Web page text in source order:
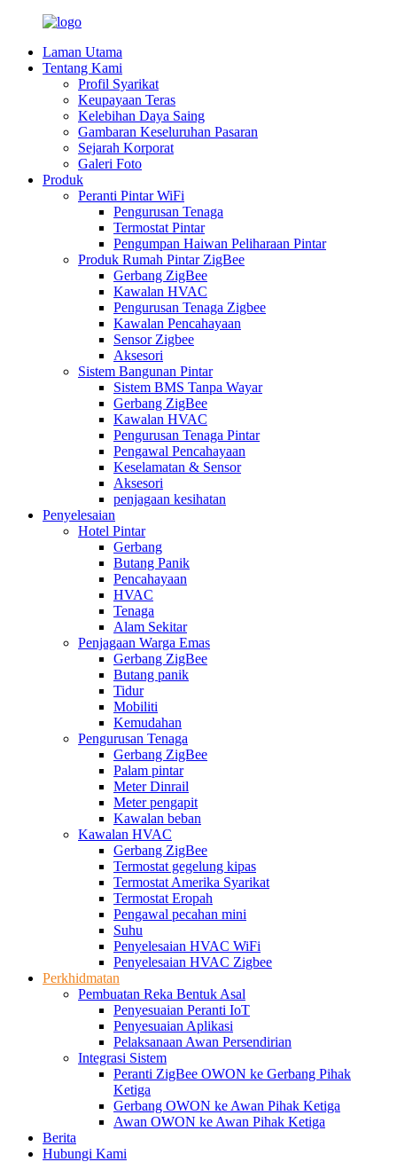
Laman Utama
Tentang Kami
Profil Syarikat
Keupayaan Teras
Kelebihan Daya Saing
Gambaran Keseluruhan Pasaran
Sejarah Korporat
Galeri Foto
Produk
Peranti Pintar WiFi
Pengurusan Tenaga
Termostat Pintar
Pengumpan Haiwan Peliharaan Pintar
Produk Rumah Pintar ZigBee
Gerbang ZigBee
Kawalan HVAC
Pengurusan Tenaga Zigbee
Kawalan Pencahayaan
Sensor Zigbee
Aksesori
Sistem Bangunan Pintar
Sistem BMS Tanpa Wayar
Gerbang ZigBee
Kawalan HVAC
Pengurusan Tenaga Pintar
Pengawal Pencahayaan
Keselamatan & Sensor
Aksesori
penjagaan kesihatan
Penyelesaian
Hotel Pintar
Gerbang
Butang Panik
Pencahayaan
HVAC
Tenaga
Alam Sekitar
Penjagaan Warga Emas
Gerbang ZigBee
Butang panik
Tidur
Mobiliti
Kemudahan
Pengurusan Tenaga
Gerbang ZigBee
Palam pintar
Meter Dinrail
Meter pengapit
Kawalan beban
Kawalan HVAC
Gerbang ZigBee
Termostat gegelung kipas
Termostat Amerika Syarikat
Termostat Eropah
Pengawal pecahan mini
Suhu
Penyelesaian HVAC WiFi
Penyelesaian HVAC Zigbee
Perkhidmatan
Pembuatan Reka Bentuk Asal
Penyesuaian Peranti IoT
Penyesuaian Aplikasi
Pelaksanaan Awan Persendirian
Integrasi Sistem
Peranti ZigBee OWON ke Gerbang Pihak
Ketiga
Gerbang OWON ke Awan Pihak Ketiga
Awan OWON ke Awan Pihak Ketiga
Berita
Hubungi Kami